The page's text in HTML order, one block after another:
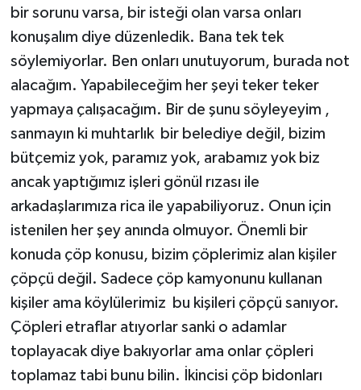
bir sorunu varsa, bir isteği olan varsa onları
konuşalım diye düzenledik. Bana tek tek
söylemiyorlar. Ben onları unutuyorum, burada not
alacağım. Yapabileceğim her şeyi teker teker
yapmaya çalışacağım. Bir de şunu söyleyeyim ,
sanmayın ki muhtarlık bir belediye değil, bizim
bütçemiz yok, paramız yok, arabamız yok biz
ancak yaptığımız işleri gönül rızası ile
arkadaşlarımıza rica ile yapabiliyoruz. Onun için
istenilen her şey anında olmuyor. Önemli bir
konuda çöp konusu, bizim çöplerimiz alan kişiler
çöpçü değil. Sadece çöp kamyonunu kullanan
kişiler ama köylülerimiz bu kişileri çöpçü sanıyor.
Çöpleri etraflar atıyorlar sanki o adamlar
toplayacak diye bakıyorlar ama onlar çöpleri
toplamaz tabi bunu bilin. İkincisi çöp bidonları